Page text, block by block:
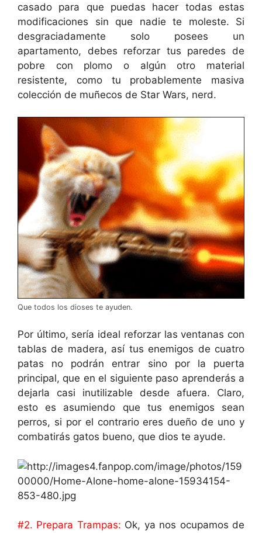
casado para que puedas hacer todas estas
modificaciones sin que nadie te moleste. Si
desgraciadamente solo posees un
apartamento, debes reforzar tus paredes de
pobre con plomo o algún otro material
resistente, como tu probablemente masiva
colección de muñecos de Star Wars, nerd.
Que todos los dioses te ayuden.
Por último, sería ideal reforzar las ventanas con
tablas de madera, así tus enemigos de cuatro
patas no podrán entrar sino por la puerta
principal, que en el siguiente paso aprenderás a
dejarla casi inutilizable desde afuera. Claro,
esto es asumiendo que tus enemigos sean
perros, si por el contrario eres dueño de uno y
combatirás gatos bueno, que dios te ayude.
#2. Prepara Trampas: Ok, ya nos ocupamos de